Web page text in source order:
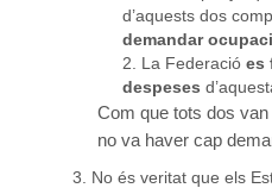
d’aquests dos
demandar
La Federació es
despeses
Com que tots dos
no va haver cap
No és veritat que els